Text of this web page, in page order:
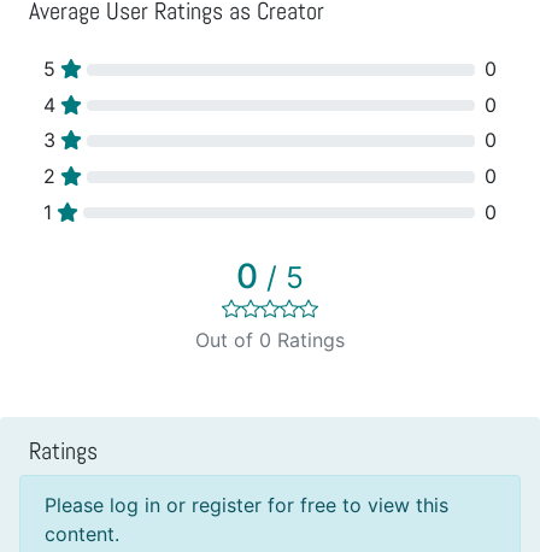
Average User Ratings as Creator
5
0
4
0
3
0
2
0
1
0
0 / 5
Out of 0 Ratings
Ratings
Please log in or register for free to view this
content.